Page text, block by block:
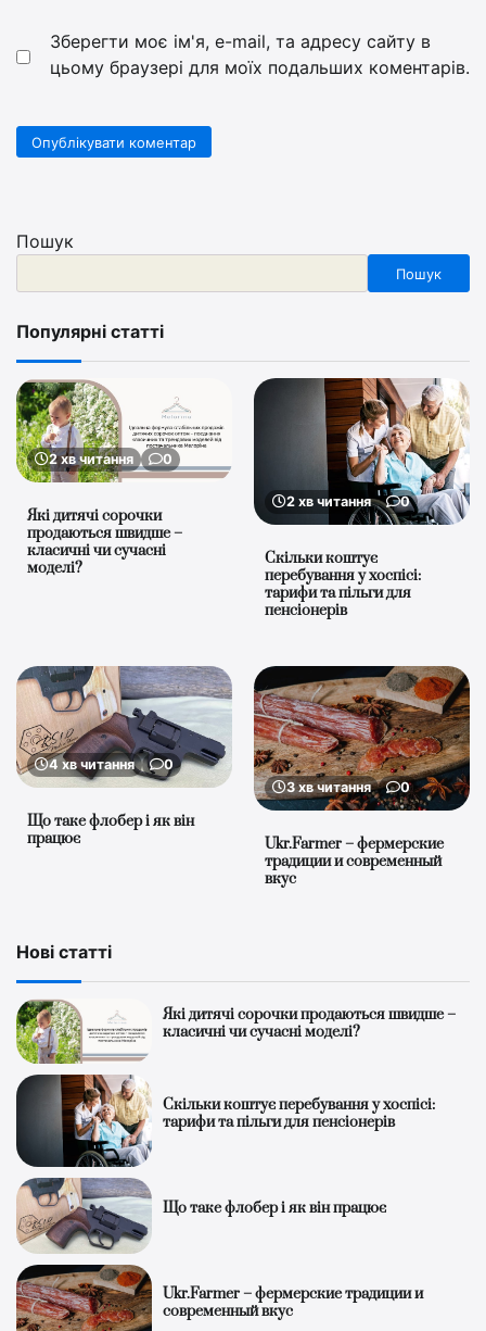
Зберегти моє ім'я, e-mail, та адресу сайту в
цьому браузері для моїх подальших коментарів.
Пошук
Пошук
Популярні статті
2 хв читання 0
Які дитячі сорочки
продаються швидше –
класичні чи сучасні
моделі?
2 хв читання 0
Скільки коштує
перебування у хоспісі:
тарифи та пільги для
пенсіонерів
4 хв читання 0
Що таке флобер і як він
працює
3 хв читання 0
Ukr.Farmer – фермерские
традиции и современный
вкус
Нові статті
Які дитячі сорочки продаються швидше –
класичні чи сучасні моделі?
Скільки коштує перебування у хоспісі:
тарифи та пільги для пенсіонерів
Що таке флобер і як він працює
Ukr.Farmer – фермерские традиции и
современный вкус